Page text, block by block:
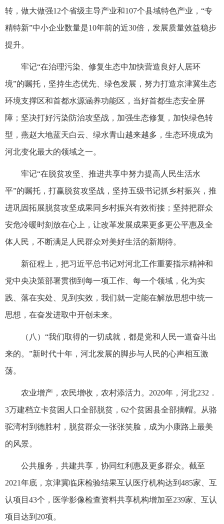
转，做大做强12个省级主导产业和107个县域特色产业，“专
精特新”中小企业数量是10年前的近30倍，发展质量效益稳步
提升。
牢记“在治理污染、修复生态中加快营造良好人居环
境”的嘱托，坚持生态优先、绿色发展，努力打造京津冀生态
环境支撑区和首都水源涵养功能区，当好首都生态安全屏
障；坚决打好污染防治攻坚战，加强生态修复，加快绿色转
型，燕赵大地蓝天白云、绿水青山越来越多，生态环境成为
河北变化最大的领域之一。
牢记“在脱贫攻坚、推进共享中努力提高人民生活水
平”的嘱托，打赢脱贫攻坚战，坚持五级书记抓乡村振兴，推
进巩固拓展脱贫攻坚成果同乡村振兴有效衔接；坚持把群众
安危冷暖时刻放在心上，让改革发展成果更多更公平惠及全
体人民，不断满足人民群众对美好生活的新期待。
新征程上，把习近平总书记对河北工作重要指示精神和
党中央决策部署贯彻到每一项工作、每一个领域，化为实
践、落在实处、见到实效，我们就一定能在解放思想中统一
思想，在奋发进取中开创未来。
（八）“我们取得的一切成就，都是党和人民一道奋斗出
来的。”新时代十年，河北发展的脚步与人民的心声相互激
荡。
农业增产，农民增收，农村添活力。2020年，河北232．
3万建档立卡贫困人口全部脱贫，62个贫困县全部摘帽。从骆
驼湾村到德胜村，脱贫群众一张张笑脸，成为小康路上最美
的风景。
公共服务，共建共享，协同红利惠及更多群众。截至
2021年底，京津冀临床检验结果互认医疗机构达到485家、互
认项目43个，医学影像检查资料共享机构增加至239家、互认
项目达到20项。